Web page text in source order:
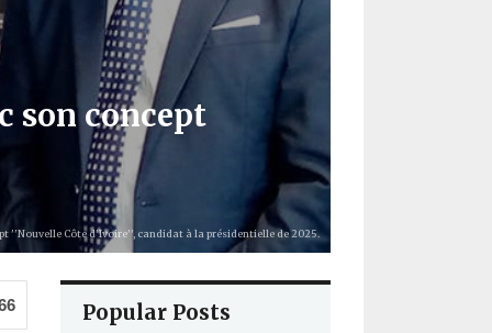
son concept
''Nouvelle Côte d'Ivoire'', candidat à la présidentielle de 2025.
Popular Posts